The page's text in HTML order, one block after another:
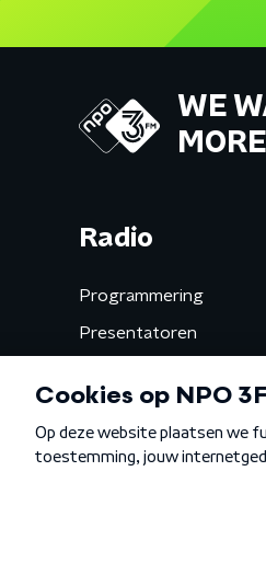
WE
MORE
Radio
Programmering
Presentatoren
Gemist
Algemene voorwaarden